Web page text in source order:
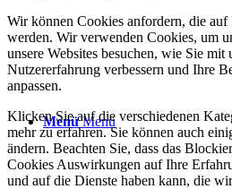
Menü Menü
Wir können Cookies anfordern, die auf
werden. Wir verwenden Cookies, um
unsere Websites besuchen, wie Sie mit
Nutzererfahrung verbessern und Ihre
anpassen.
Klicken Sie auf die verschiedenen
mehr zu erfahren. Sie können auch
ändern. Beachten Sie, dass das
Cookies Auswirkungen auf Ihre
und auf die Dienste haben kann, die